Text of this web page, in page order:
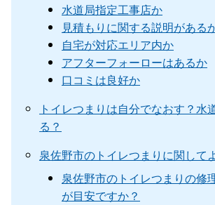
水道局指定工事店か
見積もりに関する説明がある
自宅が対応エリア内か
アフターフォーローはあるか
口コミは良好か
トイレつまりは自分でなおす？水
る？
泉佐野市のトイレつまりに関して
泉佐野市のトイレつまりの修
が目安ですか？